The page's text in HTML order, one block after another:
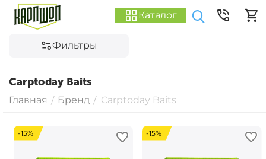
Каталог
Фильтры
Carptoday Baits
Главная / Бренд / Carptoday Baits
-15% -15%